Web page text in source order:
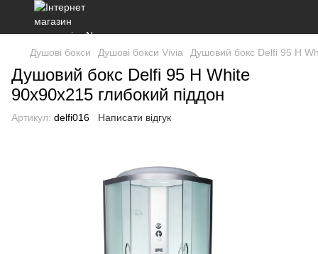
Душові бокси Душові бокси Vivia Душовий бокс Delfi 95 H
Душовий бокс Delfi 95 H White
90х90х215 глибокий піддон
Артикул: delfi016 Написати відгук